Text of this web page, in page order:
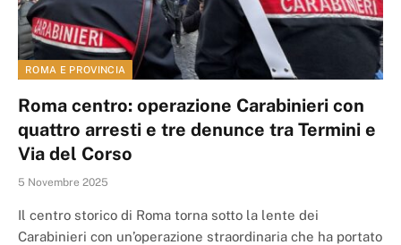
ROMA E PROVINCIA
Roma centro: operazione Carabinieri con
quattro arresti e tre denunce tra Termini e
Via del Corso
5 Novembre 2025
Il centro storico di Roma torna sotto la lente dei
Carabinieri con un’operazione straordinaria che ha portato